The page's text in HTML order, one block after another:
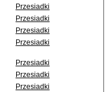
Przesiadki
Przesiadki
Przesiadki
Przesiadki
Przesiadki
Przesiadki
Przesiadki